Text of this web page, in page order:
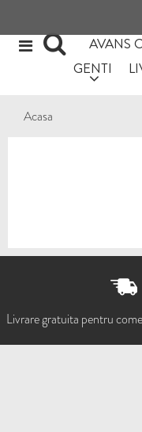
AVANS
GENTI
Acasa
Livrare gratuita pentru